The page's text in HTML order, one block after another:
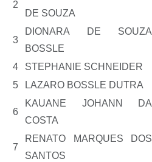
2
DE SOUZA
3
DIONARA DE SOUZA
BOSSLE
4 STEPHANIE SCHNEIDER
5
LAZARO BOSSLE DUTRA
6
KAUANE JOHANN DA
COSTA
7
RENATO MARQUES DOS
SANTOS